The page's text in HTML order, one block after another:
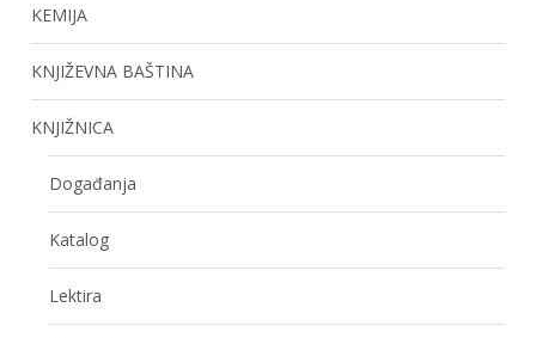
KEMIJA
KNJIŽEVNA BAŠTINA
KNJIŽNICA
Događanja
Katalog
Lektira